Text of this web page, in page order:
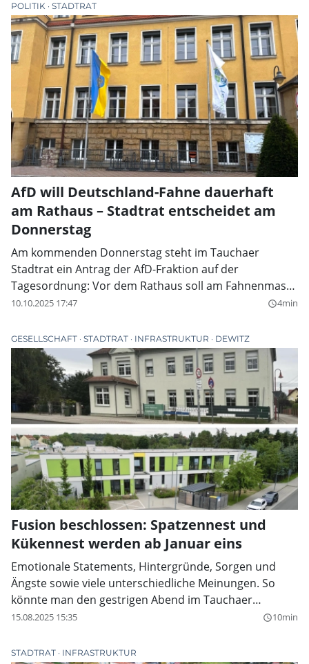
POLITIK STADTRAT
AfD will Deutschland-Fahne dauerhaft
am Rathaus – Stadtrat entscheidet am
Donnerstag
Am kommenden Donnerstag steht im Tauchaer
Stadtrat ein Antrag der AfD-Fraktion auf der
Tagesordnung: Vor dem Rathaus soll am Fahnenmast
dauerhaft die Bundesflagge wehen. Die Fraktion
und Freiheit“, historischer Verantwortung seit 1848
sowie dem Wunsch, die „nationale Dimension“ sichtbar
zu machen.
10.10.2025 17:47 query_builder4min
GESELLSCHAFT STADTRAT INFRASTRUKTUR DEWITZ
Fusion beschlossen: Spatzennest und
Kükennest werden ab Januar eins
Emotionale Statements, Hintergründe, Sorgen und
Ängste sowie viele unterschiedliche Meinungen. So
könnte man den gestrigen Abend im Tauchaer
Ratssaal zusammenfassen. Allbeherrschendes Thema
der Kita Dewitzer Spatzennest mit der Kita Kükennest
15.08.2025 15:35 query_builder10min
STADTRAT INFRASTRUKTUR